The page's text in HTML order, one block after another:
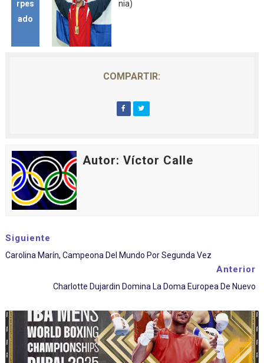
rpes
ado
nia)
COMPARTIR:
Autor: Víctor Calle
Siguiente
Carolina Marín, Campeona Del Mundo Por Segunda Vez
Anterior
Charlotte Dujardin Domina La Doma Europea De Nuevo